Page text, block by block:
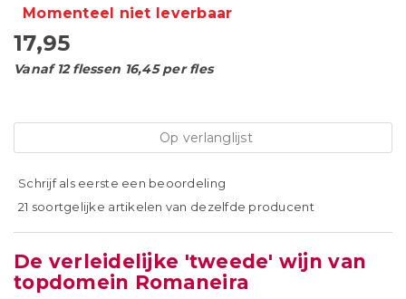
Momenteel niet leverbaar
17,95
Vanaf 12 flessen 16,45 per fles
Op verlanglijst
Schrijf als eerste een beoordeling
21 soortgelijke artikelen van dezelfde producent
De verleidelijke 'tweede' wijn van
topdomein Romaneira